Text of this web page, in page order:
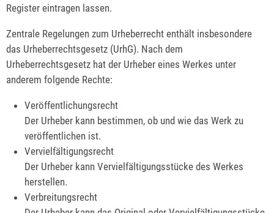
Register eintragen lassen.
Zentrale Regelungen zum Urheberrecht enthält insbesondere
das Urheberrechtsgesetz (UrhG). Nach dem
Urheberrechtsgesetz hat der Urheber eines Werkes unter
anderem folgende Rechte:
Veröffentlichungsrecht
Der Urheber kann bestimmen, ob und wie das Werk zu
veröffentlichen ist.
Vervielfältigungsrecht
Der Urheber kann Vervielfältigungsstücke des Werkes
herstellen.
Verbreitungsrecht